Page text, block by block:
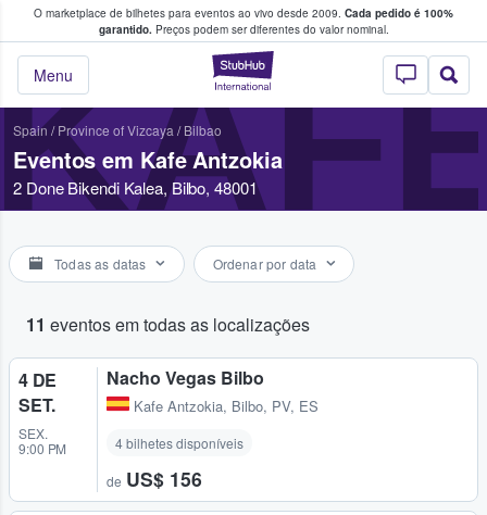
O marketplace de bilhetes para eventos ao vivo desde 2009. Cada pedido é 100%
garantido.Preços podem ser diferentes do valor nominal.
StubHub – onde
Menu
fãs compram e vendem bilhetes
Spain / Province of Vizcaya / Bilbao
Eventos em Kafe Antzokia
2 Done Bikendi Kalea, Bilbo, 48001
Todas as datas Ordenar por data
11 eventos em todas as localizações
4 DE
SET.
SEX.
9:00 PM
Nacho Vegas Bilbo
Kafe Antzokia, Bilbo, PV, ES
4 bilhetes disponíveis
de US$ 156